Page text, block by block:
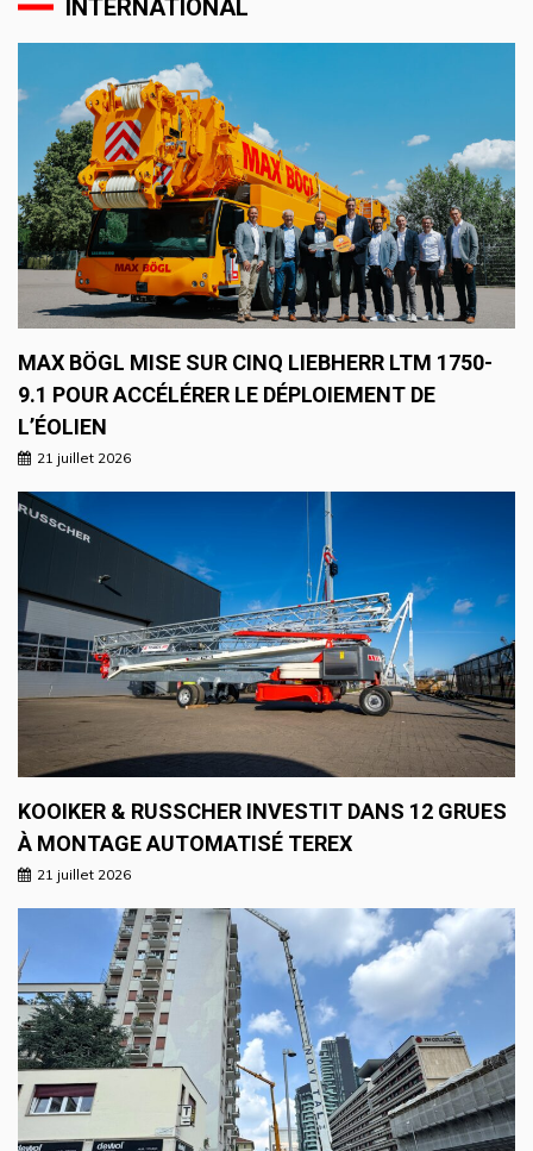
INTERNATIONAL
MAX BÖGL MISE SUR CINQ LIEBHERR LTM 1750-
9.1 POUR ACCÉLÉRER LE DÉPLOIEMENT DE
L’ÉOLIEN
21 juillet 2026
KOOIKER & RUSSCHER INVESTIT DANS 12 GRUES
À MONTAGE AUTOMATISÉ TEREX
21 juillet 2026